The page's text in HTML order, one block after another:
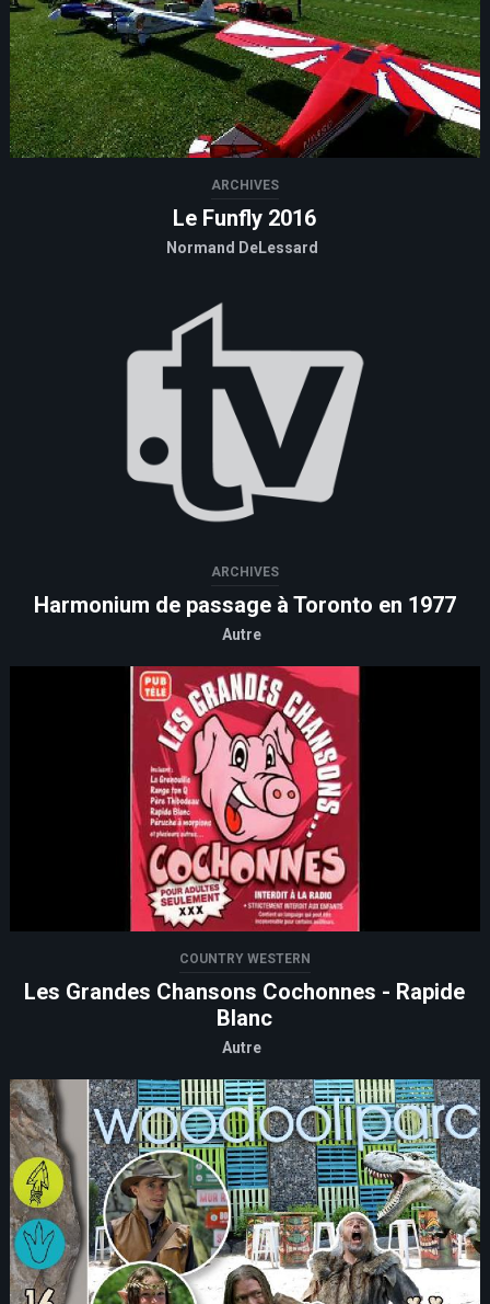
ARCHIVES
Le Funfly 2016
Normand DeLessard
ARCHIVES
Harmonium de passage à Toronto en 1977
Autre
COUNTRY WESTERN
Les Grandes Chansons Cochonnes - Rapide
Blanc
Autre